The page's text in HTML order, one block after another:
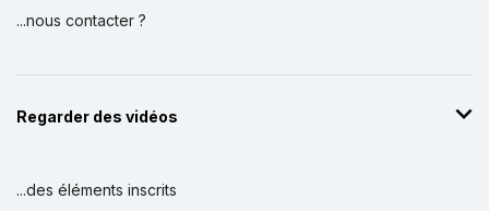
...nous contacter ?
Regarder des vidéos
...des éléments inscrits